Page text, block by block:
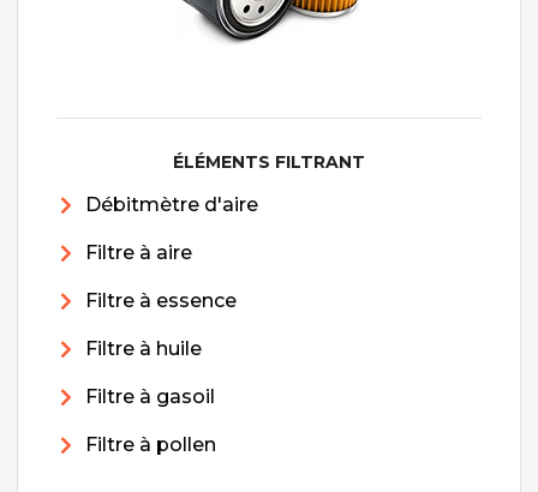
ÉLÉMENTS FILTRANT
Débitmètre d'aire
Filtre à aire
Filtre à essence
Filtre à huile
Filtre à gasoil
Filtre à pollen